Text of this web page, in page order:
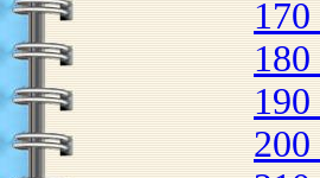
170
180
190
200